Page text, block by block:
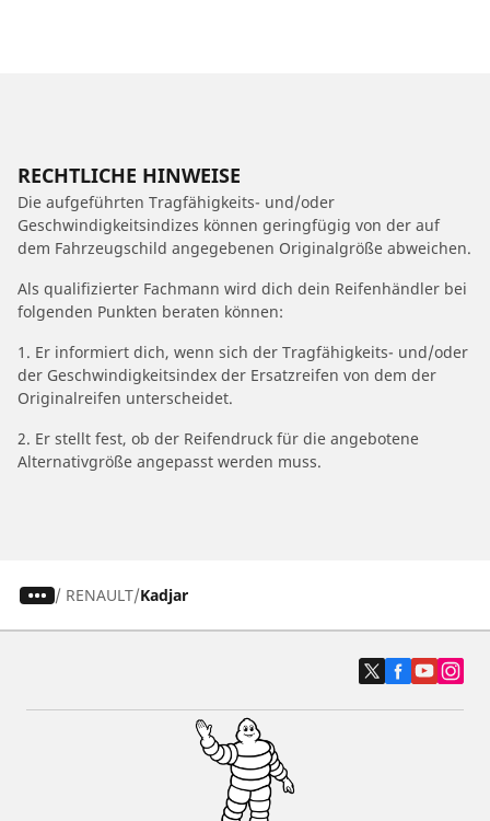
RECHTLICHE HINWEISE
Die aufgeführten Tragfähigkeits- und/oder
Geschwindigkeitsindizes können geringfügig von der auf
dem Fahrzeugschild angegebenen Originalgröße abweichen.
Als qualifizierter Fachmann wird dich dein Reifenhändler bei
folgenden Punkten beraten können:
1. Er informiert dich, wenn sich der Tragfähigkeits- und/oder
der Geschwindigkeitsindex der Ersatzreifen von dem der
Originalreifen unterscheidet.
2. Er stellt fest, ob der Reifendruck für die angebotene
Alternativgröße angepasst werden muss.
/ RENAULT Kadjar